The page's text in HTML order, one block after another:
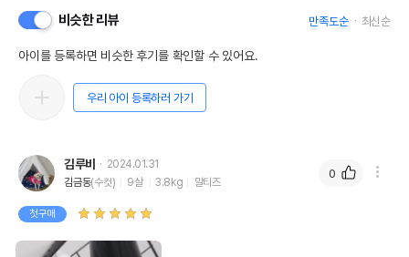
비슷한 리뷰 만족도순 최신순
아이를 등록하면 비슷한 후기를 확인할 수 있어요.
우리 아이 등록하러 가기
김루비
2024.01.31
김금동(수컷) 9살 3.8kg 말티즈
첫구매
0